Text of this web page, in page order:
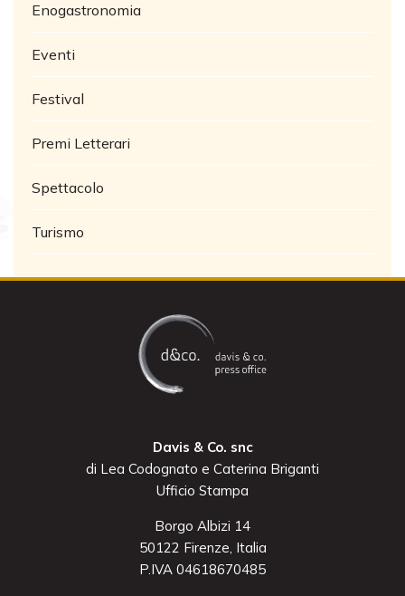
Enogastronomia
Eventi
Festival
Premi Letterari
Spettacolo
Turismo
Davis & Co. snc
di Lea Codognato e Caterina Briganti
Ufficio Stampa
Borgo Albizi 14
50122 Firenze, Italia
P.IVA 04618670485